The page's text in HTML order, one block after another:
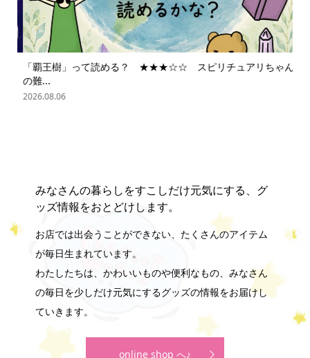
「覇王樹」って読める？ ★★★☆☆ スピリチュアリちゃん
の難...
2026.08.06
みなさんの暮らしをすこしだけ元気にする、グ
ッズ情報をおとどけします。
お店では出会うことができない、たくさんのアイテム
が毎日生まれています。
わたしたちは、かわいいものや便利なもの、みなさん
の毎日を少しだけ元気にするグッズの情報をお届けし
ていきます。
online shop へ♪